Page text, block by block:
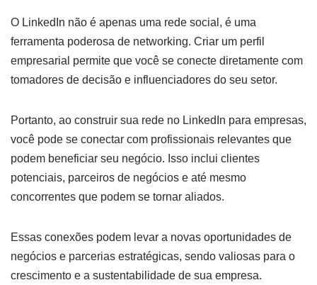
O LinkedIn não é apenas uma rede social, é uma
ferramenta poderosa de networking. Criar um perfil
empresarial permite que você se conecte diretamente com
tomadores de decisão e influenciadores do seu setor.
Portanto, ao construir sua rede no LinkedIn para empresas,
você pode se conectar com profissionais relevantes que
podem beneficiar seu negócio. Isso inclui clientes
potenciais, parceiros de negócios e até mesmo
concorrentes que podem se tornar aliados.
Essas conexões podem levar a novas oportunidades de
negócios e parcerias estratégicas, sendo valiosas para o
crescimento e a sustentabilidade de sua empresa.